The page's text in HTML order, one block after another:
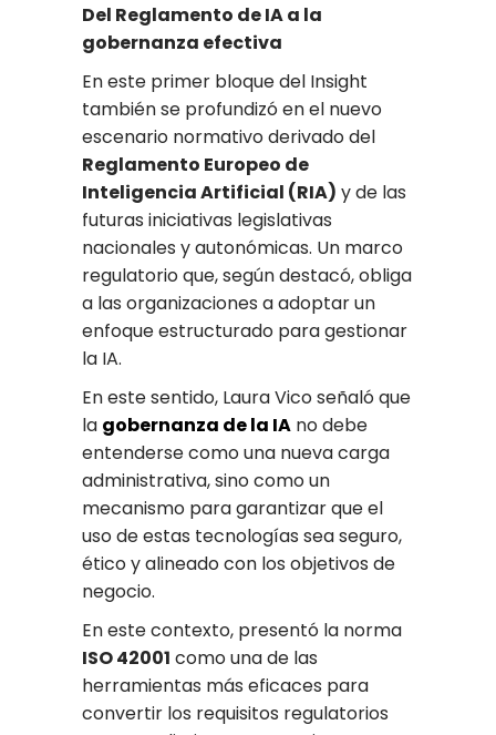
Del Reglamento de IA a la
gobernanza efectiva
En este primer bloque del Insight
también se profundizó en el nuevo
escenario normativo derivado del
Reglamento Europeo de
Inteligencia Artificial (RIA) y de las
futuras iniciativas legislativas
nacionales y autonómicas. Un marco
regulatorio que, según destacó, obliga
a las organizaciones a adoptar un
enfoque estructurado para gestionar
la IA.
En este sentido, Laura Vico señaló que
la gobernanza de la IA no debe
entenderse como una nueva carga
administrativa, sino como un
mecanismo para garantizar que el
uso de estas tecnologías sea seguro,
ético y alineado con los objetivos de
negocio.
En este contexto, presentó la norma
ISO 42001 como una de las
herramientas más eficaces para
convertir los requisitos regulatorios